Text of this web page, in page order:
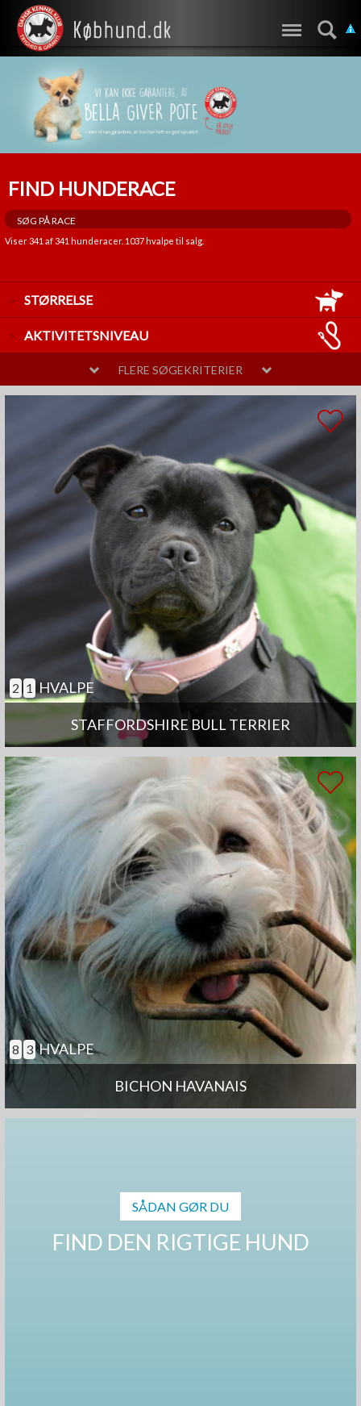
FIND HUNDERACE
Viser341 af341 hunderacer. 1037hvalpe til salg.
STØRRELSE
LILLE
AKTIVITETSNIVEAU
MELLEM
MELLEM
MEGET
TEMPERAMENT
MELLEM
SELVSTÆNDIG
ANDRE EGENSKABER
GOD TIL AGILITY
GOD TIL ÆLDRE
BØRNEVENLIG
JAGTHUND
BRUGSHUND
GØR SJÆLDENT
FLERE SØGEKRITERIER
STAFFORDSHIRE BULL TERRIER
2 1 HVALPE
BICHON HAVANAIS
8 3 HVALPE
SÅDAN GØR DU
FIND DEN RIGTIGE HUND